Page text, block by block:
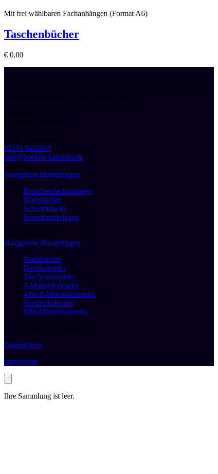
Mit frei wählbaren Fachanhängen (Format A6)
Taschenbücher
€ 0,00
Ihr individueller Kalenderverlag! Personalisierte Kalender sind das
perfekte Werbemittel für Ihr Unternehmen.
Kontakt
druckhaus boeken
Bürgerbuschweg 48
51381 Leverkusen
02171 94103-0
info@boeken-kalender.de
Toplinks
Navigation überspringen
Branchenfachanhänge
Notizbücher
Schreibblocks
Schreibunterlagen
Top Produkte
Navigation überspringen
Notizbücher
Buchkalender
Taschenkalender
3-Monatskalender
4 bis 6-Monatskalender
Streifenkalender
Bild-Monatskalender
© 2026 druckhaus boeken
Datenschutz
Impressum
Ihre Sammlung ist leer.